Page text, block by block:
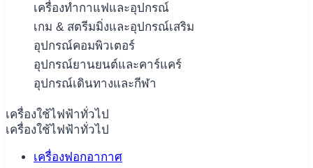
เครื่องทำกาแฟและอุปกรณ์
เกม & สตรีมมิ่งและอุปกรณ์เสริม
อุปกรณ์คอมพิวเตอร์
อุปกรณ์ยานยนต์และคาร์แคร์
อุปกรณ์เดินทางและกีฬา
เครื่องใช้ไฟฟ้าทั่วไป
เครื่องใช้ไฟฟ้าทั่วไป
เครื่องฟอกอากาศ